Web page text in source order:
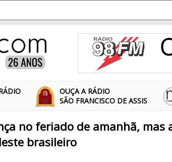
OUÇA A RÁDIO
SÃO FRANCISCO DE ASSIS
no feriado de amanhã, mas
brasileiro